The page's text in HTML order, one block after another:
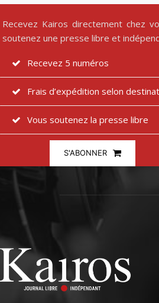
Recevez Kairos directement chez
soutenez une presse libre et
Recevez 5 numéros
Frais d’expédition selon
Vous soutenez la presse libre
S'ABONNER